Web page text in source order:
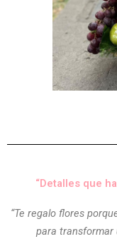
“Detalles que
“Te regalo flores
para transformar